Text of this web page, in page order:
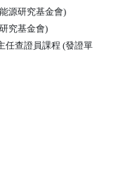
源研究基金會)
究基金會)
任查證員課程 (發證單